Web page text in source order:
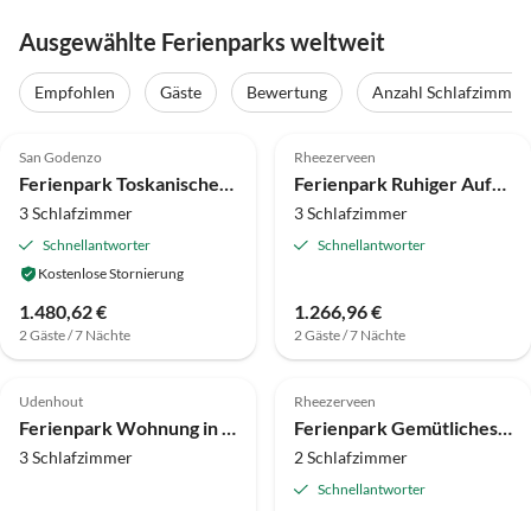
Ausgewählte Ferienparks weltweit
Empfohlen Gäste Bewertung
Anzahl Schlafzimmer
San Godenzo
Ferienpark Toskanischer Charme mit Pool und Aussicht
3 Schlafzimmer
Schnellantworter
Kostenlose Stornierung
1.480,62 €
2 Gäste / 7 Nächte
Rheezerveen
Ferienpark Ruhiger Aufenthalt auf einer Lichtung mit Kind
3 Schlafzimmer
Schnellantworter
1.266,96 €
2 Gäste / 7 Nächte
3.9 (8)
Udenhout
Ferienpark Wohnung in den Niederlanden nahe Attraktionen
3 Schlafzimmer
4.0 (8)
Rheezerveen
Ferienpark Gemütliches Haus am Waldrand
2 Schlafzimmer
Schnellantworter